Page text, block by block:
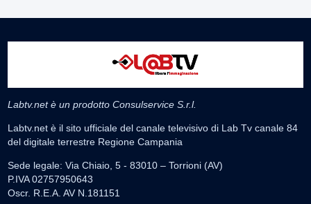
Labtv.net è un prodotto Consulservice S.r.l.
Labtv.net è il sito ufficiale del canale televisivo di Lab Tv canale 84
del digitale terrestre Regione Campania
Sede legale: Via Chiaio, 5 - 83010 – Torrioni (AV)
P.IVA 02757950643
Oscr. R.E.A. AV N.181151